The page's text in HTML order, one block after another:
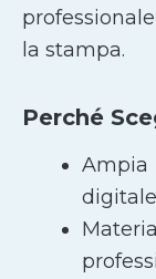
la stampa.
Perché
digitale